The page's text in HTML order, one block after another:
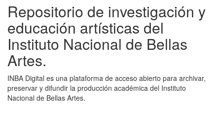
Repositorio de investigación y
educación artísticas del
Instituto Nacional de Bellas
Artes.
INBA Digital es una plataforma de acceso abierto para archivar,
preservar y difundir la producción académica del Instituto
Nacional de Bellas Artes.